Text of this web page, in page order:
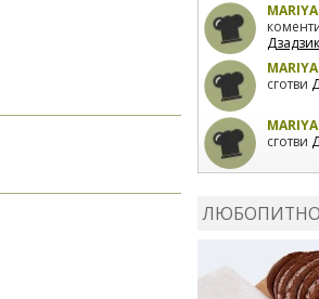
сготви
сготви
фурна
ребра
ЛЮБОПИТНО